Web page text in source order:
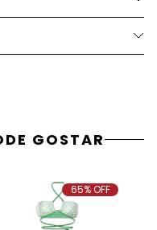
GOSTAR
65% OFF